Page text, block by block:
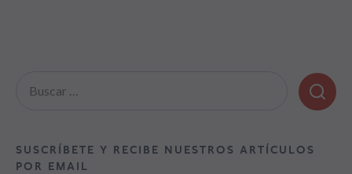
SUSCRÍBETE Y RECIBE NUESTROS ARTÍCULOS
POR EMAIL